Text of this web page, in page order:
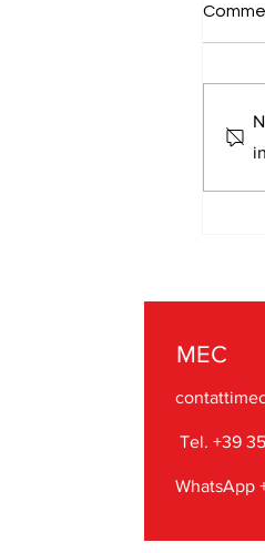
MEC
Tel. +39
WhatsApp